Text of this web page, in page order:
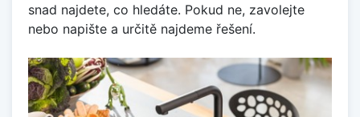
snad najdete, co hledáte. Pokud ne, zavolejte
nebo napište a určitě najdeme řešení.